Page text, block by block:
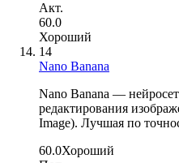
Акт.
60.0
Хороший
14
Nano Banana
Nano Banana —
редактирования
Image). Лучшая по
60.0Хороший